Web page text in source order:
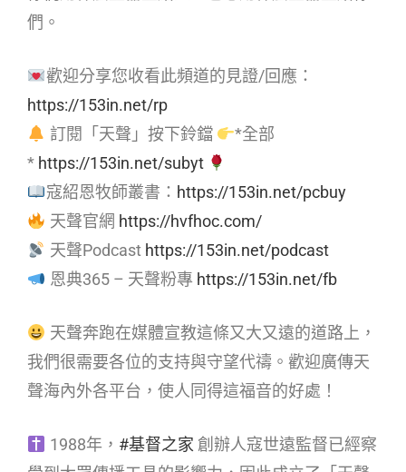
們。
歡迎分享您收看此頻道的見證/回應：
https://153in.net/rp
訂閱「天聲」按下鈴鐺
*全部
* https://153in.net/subyt
寇紹恩牧師叢書： https://153in.net/pcbuy
天聲官網 https://hvfhoc.com/
天聲Podcast https://153in.net/podcast
恩典365 – 天聲粉專 https://153in.net/fb
天聲奔跑在媒體宣教這條又大又遠的道路上，
我們很需要各位的支持與守望代禱。歡迎廣傳天
聲海內外各平台，使人同得這福音的好處！
1988年， #基督之家 創辦人寇世遠監督已經察